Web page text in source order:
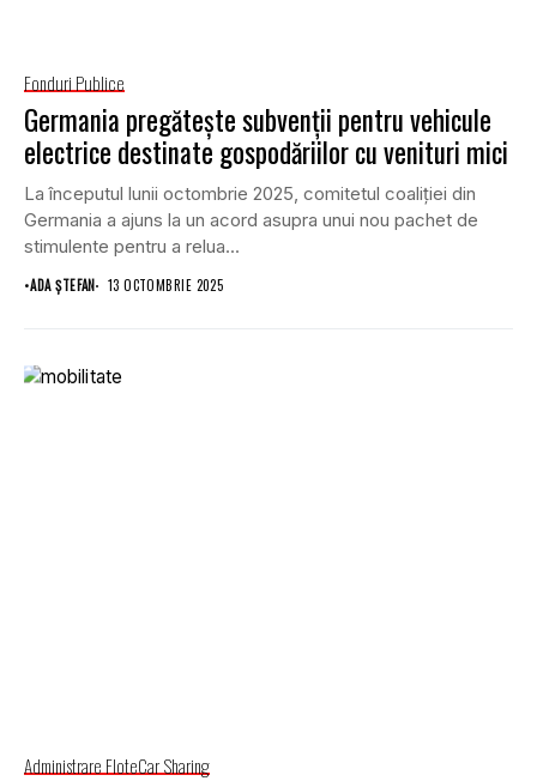
Fonduri Publice
Germania pregătește subvenții pentru vehicule
electrice destinate gospodăriilor cu venituri mici
La începutul lunii octombrie 2025, comitetul coaliției din
Germania a ajuns la un acord asupra unui nou pachet de
stimulente pentru a relua...
•ADA ȘTEFAN 13 OCTOMBRIE 2025
Administrare FloteCar Sharing